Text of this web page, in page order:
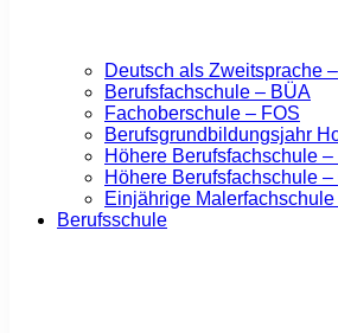
Deutsch als Zweitsprache
Berufsfachschule – BÜA
Fachoberschule – FOS
Berufsgrundbildungsjahr
Höhere Berufsfachschule –
Höhere Berufsfachschule –
Einjährige Malerfachschule
Berufsschule